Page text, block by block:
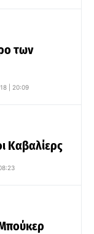
των
| 20:09
Καβαλίερς